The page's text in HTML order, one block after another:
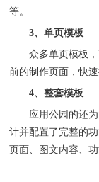
等。
3、单页模板
众多单页模板
前的制作页面，快速
4、整套模板
应用公园 的还
计并配置了完整的功
页面、图文内容、